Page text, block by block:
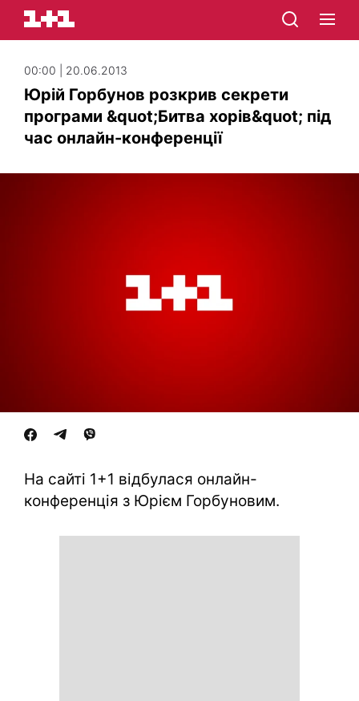
00:00 | 20.06.2013
Юрій Горбунов розкрив секрети
програми &quot;Битва хорів&quot; під
час онлайн-конференції
На сайті 1+1 відбулася онлайн-
конференція з Юрієм Горбуновим.